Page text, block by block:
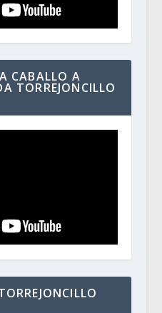
CABALLO A
TORREJONCILLO